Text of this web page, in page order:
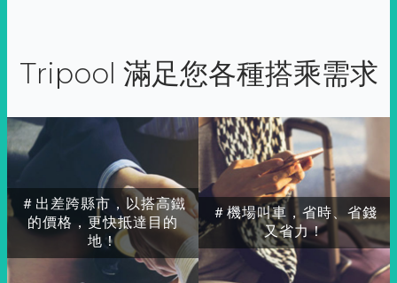
Tripool 滿足您各種搭乘需求
＃出差跨縣市，以搭高鐵
的價格，更快抵達目的
地！
＃機場叫車，省時、省錢
又省力！